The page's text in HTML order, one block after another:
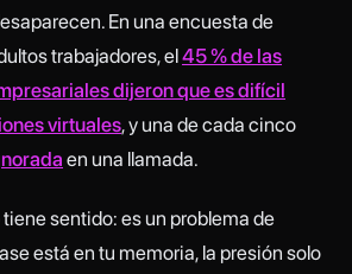
En una encuesta de
trabajadores, el45 % de las
dijeron que es difícil
virtuales, y una de cada cinco
en una llamada.
sentido: es un problema de
está en tu memoria, la presión solo